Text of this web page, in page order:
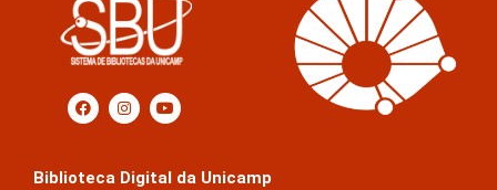
Biblioteca Digital da Unicamp